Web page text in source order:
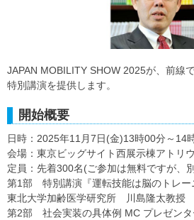
JAPAN MOBILITY SHOW 2025が、前線
特別講演を提供します。
開始概要
日時：2025年11月7日(金)13時00分～14
会場：東京ビッグサイト西展示棟アトリ
定員：先着300名(ご参加は無料ですが、
第1部 特別講演『運転技能は脳のトレ
東北大学加齢医学研究所 川島隆太教授
第2部 社会実装の具体例 MC プレゼン